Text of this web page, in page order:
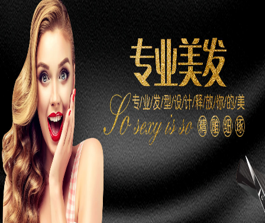
有
限
公
司-
云
南
昆
明
专